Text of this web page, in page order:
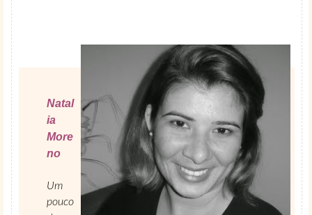
Natal
ia
More
no
Um
pouco